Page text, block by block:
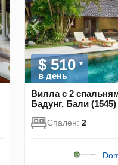
$ 510
в день
Вилла с 2
Бадунг, Бали (1545)
Спален: 2